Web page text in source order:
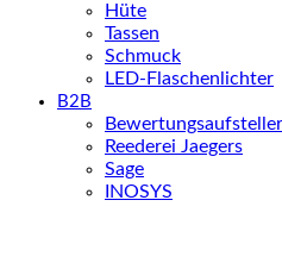
Hüte
Tassen
Schmuck
LED-Flaschenlichter
B2B
Bewertungsaufsteller
Reederei Jaegers
Sage
INOSYS